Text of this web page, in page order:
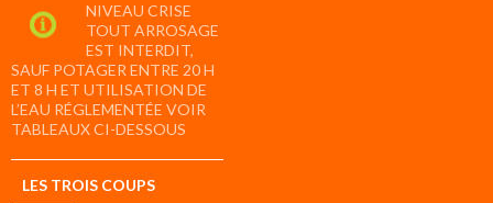
NIVEAU CRISE
TOUT ARROSAGE
EST INTERDIT,
SAUF POTAGER ENTRE 20 H
ET 8 H ET UTILISATION DE
L’EAU RÉGLEMENTÉE VOIR
TABLEAUX CI-DESSOUS
LES TROIS COUPS